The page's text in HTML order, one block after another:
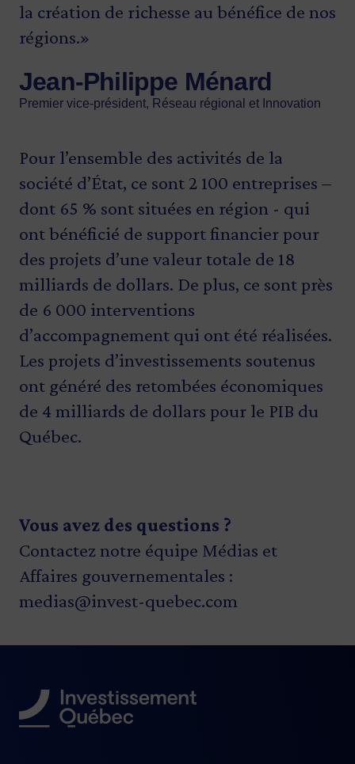
la création de richesse au bénéfice de nos
régions.»
Jean-Philippe Ménard
Premier vice-président, Réseau régional et Innovation
Pour l’ensemble des activités de la
société d’État, ce sont 2 100 entreprises –
dont 65 % sont situées en région - qui
ont bénéficié de support financier pour
des projets d’une valeur totale de 18
milliards de dollars. De plus, ce sont près
de 6 000 interventions
d’accompagnement qui ont été réalisées.
Les projets d’investissements soutenus
ont généré des retombées économiques
de 4 milliards de dollars pour le PIB du
Québec.
Vous avez des questions ?
Contactez notre équipe Médias et
Affaires gouvernementales :
medias@invest-quebec.com